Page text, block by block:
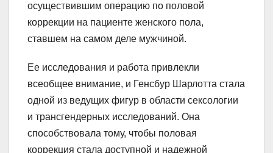
осуществившим операцию по половой
коррекции на пациенте женского пола,
ставшем на самом деле мужчиной.
Ее исследования и работа привлекли
всеобщее внимание, и Генсбур Шарлотта стала
одной из ведущих фигур в области сексологии
и трансгендерных исследований. Она
способствовала тому, чтобы половая
коррекция стала доступной и надежной